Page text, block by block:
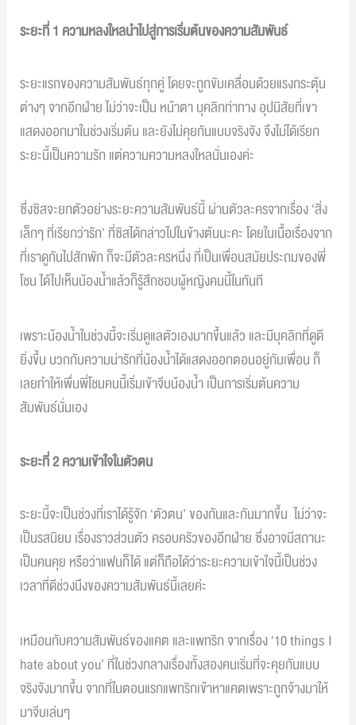
ระยะที่ 1 ความหลงใหลนำไปสู่การเริ่มต้นของความสัมพันธ์
ระยะแรกของความสัมพันธ์ทุกคู่ โดยจะถูกขับเคลื่อนด้วยแรงกระตุ้น
ต่างๆ จากอีกฝ่าย ไม่ว่าจะเป็น หน้าตา บุคลิกท่าทาง อุปนิสัยที่เขา
แสดงออกมาในช่วงเริ่มต้น และยังไม่คุยกันแบบจริงจัง จึงไม่ได้เรียก
ระยะนี้เป็นความรัก แต่ความความหลงใหลนั่นเองค่ะ
ซึ่งซิสจะยกตัวอย่างระยะความสัมพันธ์นี้ ​ผ่านตัวละครจากเรื่อง ‘สิ่ง
เล็กๆ ที่เรียกว่ารัก’ ที่ซิสได้กล่าวไปในข้างต้นนะคะ โดยในเนื้อเรื่องจาก
ที่เราดูกันไปสักพัก ก็จะมีตัวละครหนึ่ง ที่เป็นเพื่อนสมัยประถมของพี่
โชน ได้ไปเห็นน้องน้ำแล้วก็รู้สึกชอบผู้หญิงคนนี้ในทันที
เพราะน้องน้ำในช่วงนี้จะเริ่มดูแลตัวเองมากขึ้นแล้ว และมีบุคลิกที่ดูดี
ยิ่งขึ้น บวกกับความน่ารักที่น้องน้ำได้แสดงออกตอนอยู่กับเพื่อน ก็
เลยทำให้เพื่นพี่โชนคนนี้เริ่มเข้าจีบน้องน้ำ เป็นการเริ่มต้นความ
สัมพันธ์นั่นเอง
ระยะที่ 2 ความเข้าใจในตัวตน
ระยะนี้จะเป็นช่วงที่เราได้รู้จัก ‘ตัวตน’ ของกันและกันมากขึ้น ไม่ว่าจะ
เป็นรสนิยม เรื่องราวส่วนตัว ครอบครัวของอีกฝ่าย ซึ่งอาจมีสถานะ
เป็นคนคุย หรือว่าแฟนก็ได้ แต่ก็ถือได้ว่าระยะความเข้าใจนี้เป็นช่วง
เวลาที่ดีช่วงนึงของความสัมพันธ์นี้เลยค่ะ
เหมือนกับความสัมพันธ์ของแคต และแพทริก จากเรื่อง ‘10 things I
hate about you’ ที่ในช่วงกลางเรื่องทั้งสองคนเริ่มที่จะคุยกันแบบ
จริงจังมากขึ้น จากที่ในตอนแรกแพทริกเข้าหาแคตเพราะถูกจ้างมาให้
มาจีบเล่นๆ